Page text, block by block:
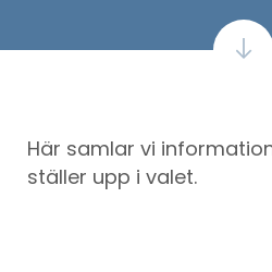
Här samlar vi
ställer upp i valet.